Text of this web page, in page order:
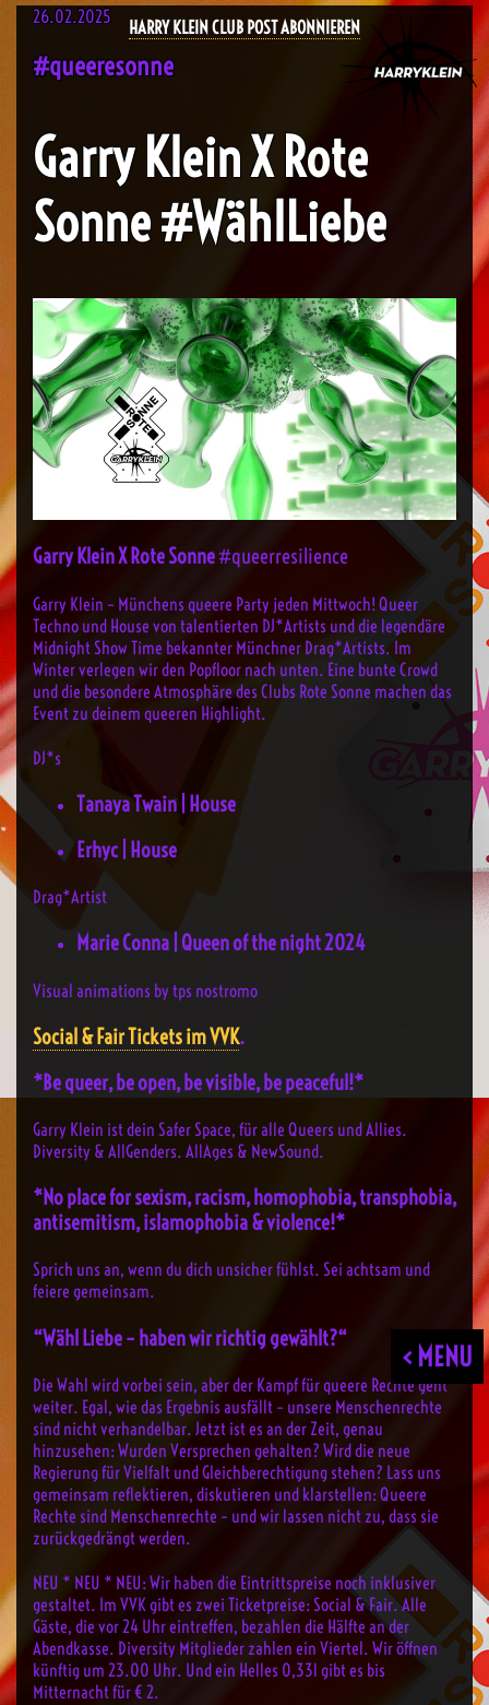
HARRY KLEIN CLUB POST ABONNIEREN
< MENU
26.02.2025
#queeresonne
Garry Klein X Rote
Sonne #WählLiebe
Garry Klein X Rote Sonne#queerresilience
Garry Klein – Münchens queere Party jeden Mittwoch! Queer
Techno und House von talentierten DJ*Artists und die legendäre
Midnight Show Time bekannter Münchner Drag*Artists. Im
Winter verlegen wir den Popfloor nach unten. Eine bunte Crowd
und die besondere Atmosphäre des Clubs Rote Sonne machen das
Event zu deinem queeren Highlight.
DJ*s
Tanaya Twain | House
Erhyc | House
Drag*Artist
Marie Conna | Queen of the night 2024
Visual animations by tps nostromo
Social & Fair Tickets im VVK.
*Be queer, be open, be visible, be peaceful!*
Garry Klein ist dein Safer Space, für alle Queers und Allies.
Diversity & AllGenders. AllAges & NewSound.
*No place for sexism, racism, homophobia, transphobia,
antisemitism, islamophobia & violence!*
Sprich uns an, wenn du dich unsicher fühlst. Sei achtsam und
feiere gemeinsam.
“Wähl Liebe – haben wir richtig gewählt?“
Die Wahl wird vorbei sein, aber der Kampf für queere Rechte geht
weiter. Egal, wie das Ergebnis ausfällt – unsere Menschenrechte
sind nicht verhandelbar. Jetzt ist es an der Zeit, genau
hinzusehen: Wurden Versprechen gehalten? Wird die neue
Regierung für Vielfalt und Gleichberechtigung stehen? Lass uns
gemeinsam reflektieren, diskutieren und klarstellen: Queere
Rechte sind Menschenrechte – und wir lassen nicht zu, dass sie
zurückgedrängt werden.
NEU * NEU * NEU: Wir haben die Eintrittspreise noch inklusiver
gestaltet. Im VVK gibt es zwei Ticketpreise: Social & Fair. Alle
Gäste, die vor 24 Uhr eintreffen, bezahlen die Hälfte an der
Abendkasse. Diversity Mitglieder zahlen ein Viertel. Wir öffnen
künftig um 23.00 Uhr. Und ein Helles 0,33l gibt es bis
Mitternacht für € 2.